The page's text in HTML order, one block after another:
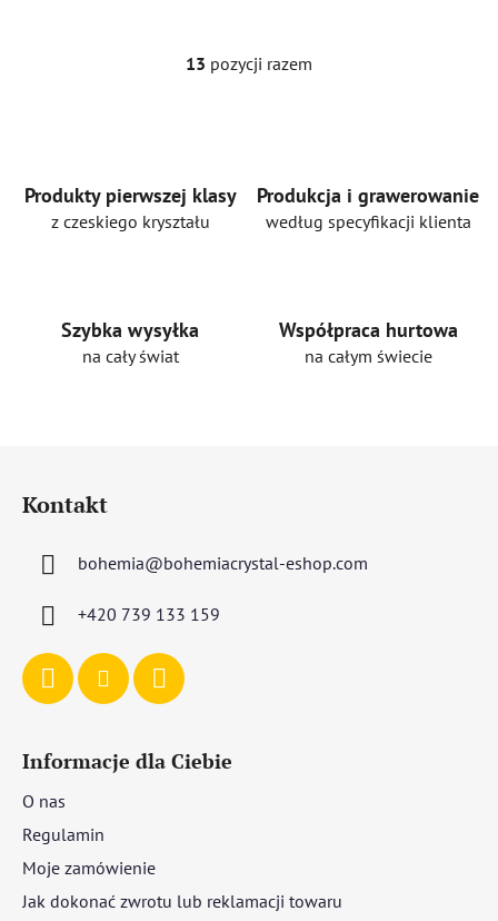
K
o
13 pozycji razem
Produkty pierwszej klasy
z czeskiego kryształu
Produkcja i grawerowanie
według specyfikacji klienta
Szybka wysyłka
na cały świat
Współpraca hurtowa
na całym świecie
Kontakt
bohemia@bohemiacrystal-eshop.com
+420 739 133 159
Informacje dla Ciebie
O nas
Regulamin
Moje zamówienie
Jak dokonać zwrotu lub reklamacji towaru